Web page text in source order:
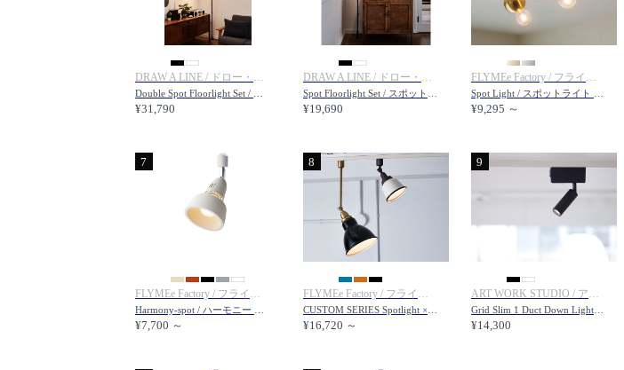
¥31,790 ¥19,690 ¥9,295 ～
7
¥7,700 ～
8
¥16,720 ～
9
¥14,300